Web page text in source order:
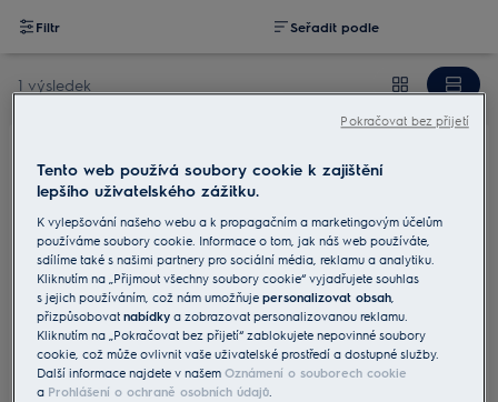
Filtr Seřadit podle
1 výsledek
E4OHPR55
0 (0)
Dětská ochranná lišta pro varné desky
Bezpečnější kuchyň pro děti
1 789 Kč
Tento web používá soubory cookie k zajištění
lepšího uživatelského zážitku.
K vylepšování našeho webu a k propagačním a marketingovým účelům
používáme soubory cookie. Informace o tom, jak náš web používáte,
sdílíme také s našimi partnery pro sociální média, reklamu a analytiku.
Kliknutím na „Přijmout všechny soubory cookie“ vyjadřujete souhlas
s jejich používáním, což nám umožňujepersonalizovat obsah,
přizpůsobovatnabídky a zobrazovat personalizovanou reklamu.
Kliknutím na „Pokračovat bez přijetí“ zablokujete nepovinné soubory
cookie, což může ovlivnit vaše uživatelské prostředí a dostupné služby.
Další informace najdete v našemOznámení o souborech cookie
a Prohlášení o ochraně osobních údajů.
Pokračovat bez přijetí